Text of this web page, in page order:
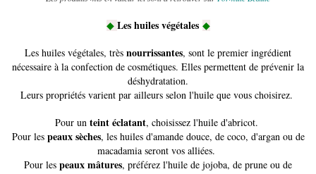
◆ Les huiles végétales ◆
Les huiles végétales, très nourrissantes, sont le premier ingrédient
nécessaire à la confection de cosmétiques. Elles permettent de prévenir la
déshydratation.
Leurs propriétés varient par ailleurs selon l'huile que vous choisirez.
Pour un teint éclatant, choisissez l'huile d'abricot.
Pour les peaux sèches, les huiles d'amande douce, de coco, d'argan ou de
macadamia seront vos alliées.
Pour les peaux mâtures, préférez l'huile de jojoba, de prune ou de